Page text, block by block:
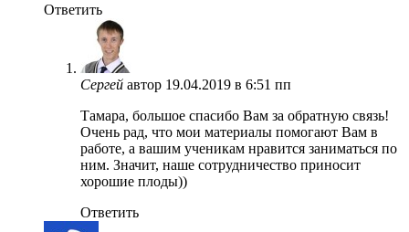
Ответить
Сергей автор 19.04.2019 в 6:51 пп
Тамара, большое спасибо Вам за обратную связь!
Очень рад, что мои материалы помогают Вам в
работе, а вашим ученикам нравится заниматься по
ним. Значит, наше сотрудничество приносит
хорошие плоды))
Ответить